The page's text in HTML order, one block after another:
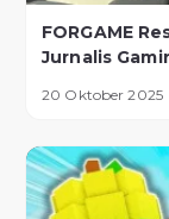
FORGAME
Jurnalis
20 Oktober 2025